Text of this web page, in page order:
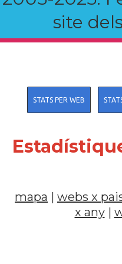
site
STATS PER WEB
mapa | webs x
x any|